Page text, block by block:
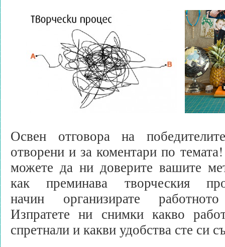
Освен отговора на
отворени и за коментари по
можете да ни доверите вашите
как преминава творческия
начин организирате
Изпратете ни снимки какво
спретнали и какви удобства сте си